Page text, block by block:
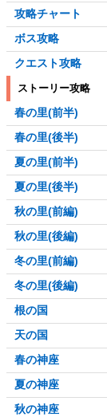
攻略チャート
ボス攻略
クエスト攻略
ストーリー攻略
春の里(前半)
春の里(後半)
夏の里(前半)
夏の里(後半)
秋の里(前編)
秋の里(後編)
冬の里(前編)
冬の里(後編)
根の国
天の国
春の神座
夏の神座
秋の神座